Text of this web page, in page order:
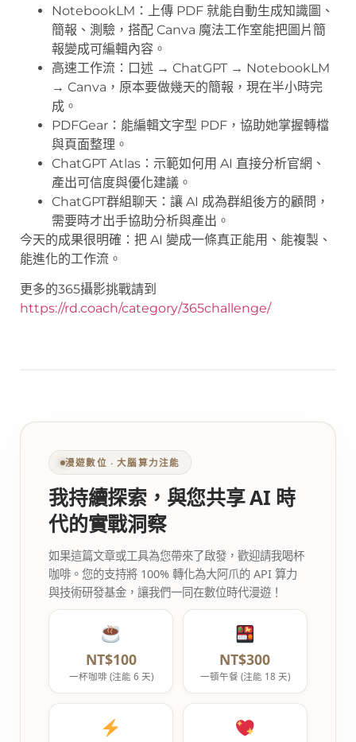
NotebookLM：上傳 PDF 就能自動生成知識圖、
簡報、測驗，搭配 Canva 魔法工作室能把圖片簡
報變成可編輯內容。
高速工作流：口述 → ChatGPT → NotebookLM
→ Canva，原本要做幾天的簡報，現在半小時完
成。
PDFGear：能編輯文字型 PDF，協助她掌握轉檔
與頁面整理。
ChatGPT Atlas：示範如何用 AI 直接分析官網、
產出可信度與優化建議。
ChatGPT群組聊天：讓 AI 成為群組後方的顧問，
需要時才出手協助分析與產出。
今天的成果很明確：把 AI 變成一條真正能用、能複製、
能進化的工作流。
更多的365攝影挑戰請到
https://rd.coach/category/365challenge/
漫遊數位 ‧ 大腦算力注能
我持續探索，與您共享 AI 時
代的實戰洞察
如果這篇文章或工具為您帶來了啟發，歡迎請我喝杯
咖啡。您的支持將 100% 轉化為大阿爪的 API 算力
與技術研發基金，讓我們一同在數位時代漫遊！
NT$100
一杯咖啡 (注能 6 天)
NT$300
一頓午餐 (注能 18 天)